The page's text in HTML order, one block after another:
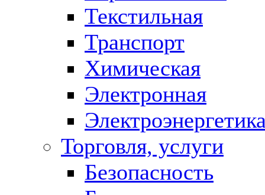
Текстильная
Транспорт
Химическая
Электронная
Торговля, услуги
Безопасность